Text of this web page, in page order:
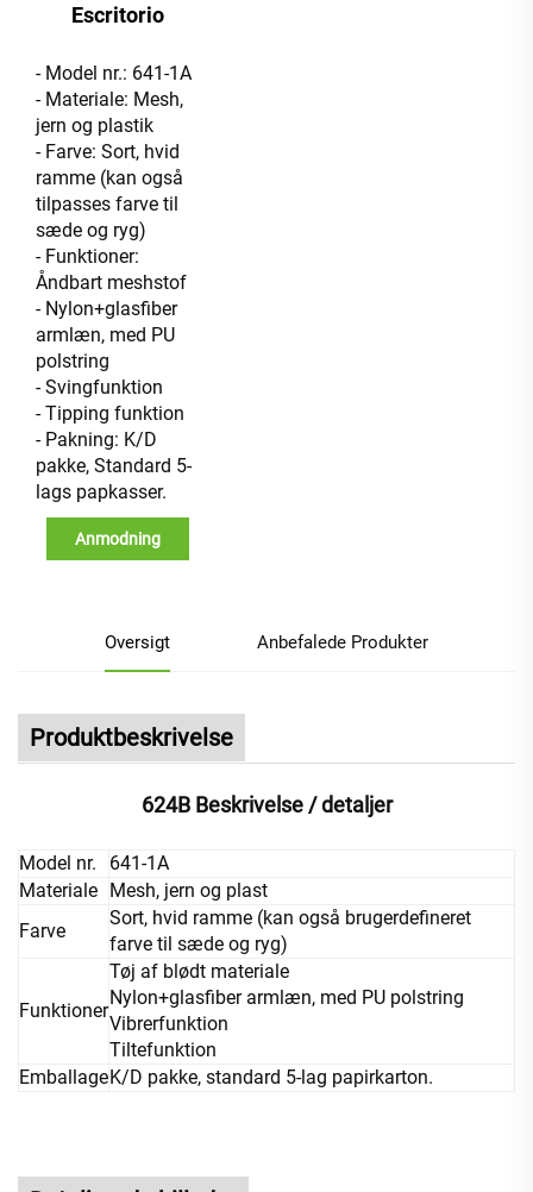
Escritorio
- Model nr.: 641-1A
- Materiale: Mesh,
jern og plastik
- Farve: Sort, hvid
ramme (kan også
tilpasses farve til
sæde og ryg)
- Funktioner:
Åndbart meshstof
- Nylon+glasfiber
armlæn, med PU
polstring
- Svingfunktion
- Tipping funktion
- Pakning: K/D
pakke, Standard 5-
lags papkasser.
Anmodning
Oversigt Anbefalede Produkter
Produktbeskrivelse
624B Beskrivelse / detaljer
Model nr.
641-1A
Materiale Mesh, jern og plast
Farve
Sort, hvid ramme (kan også brugerdefineret
farve til sæde og ryg)
Funktioner
Tøj af blødt materiale
Nylon+glasfiber armlæn, med PU polstring
Vibrerfunktion
Tiltefunktion
EmballageK/D pakke, standard 5-lag papirkarton.